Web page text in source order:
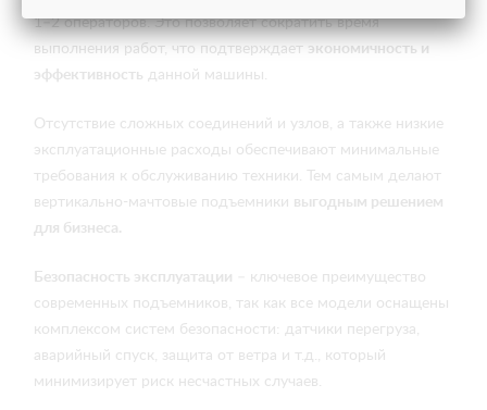
1–2 операторов. Это позволяет сократить время
выполнения работ, что подтверждает экономичность и
эффективность данной машины.
Отсутствие сложных соединений и узлов, а также низкие
эксплуатационные расходы обеспечивают минимальные
требования к обслуживанию техники. Тем самым делают
вертикально-мачтовые подъемники выгодным решением
для бизнеса.
Безопасность эксплуатации – ключевое преимущество
современных подъемников, так как все модели оснащены
комплексом систем безопасности: датчики перегруза,
аварийный спуск, защита от ветра и т.д., который
минимизирует риск несчастных случаев.